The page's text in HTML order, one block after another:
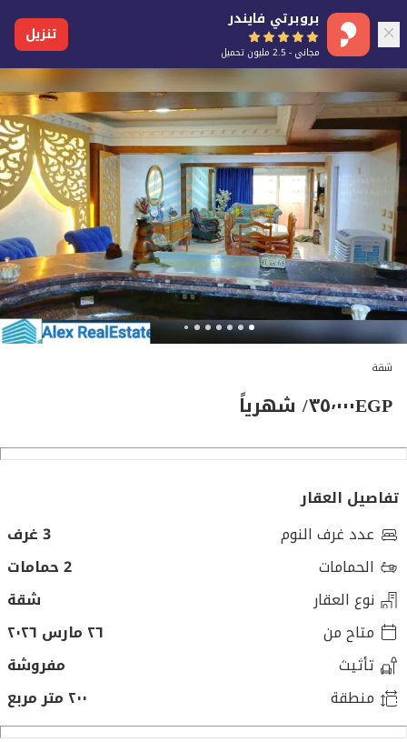
بروبرتي فايندر
مجاني - 2.5 مليون تحميل
تنزيل
شقة
EGP٣٥٬٠٠٠/ شهرياً
تفاصيل العقار
عدد غرف النوم
3 غرف
الحمامات
2 حمامات
نوع العقار
شقة
متاح من
٢٦ مارس ٢٠٢٦
تأثيث
مفروشة
منطقة
٢٠٠ متر مربع